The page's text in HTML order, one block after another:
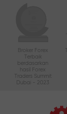
Broker Forex
Terbaik
berdasarkan
hasil Forex
Traders Summit
Dubai - 2023